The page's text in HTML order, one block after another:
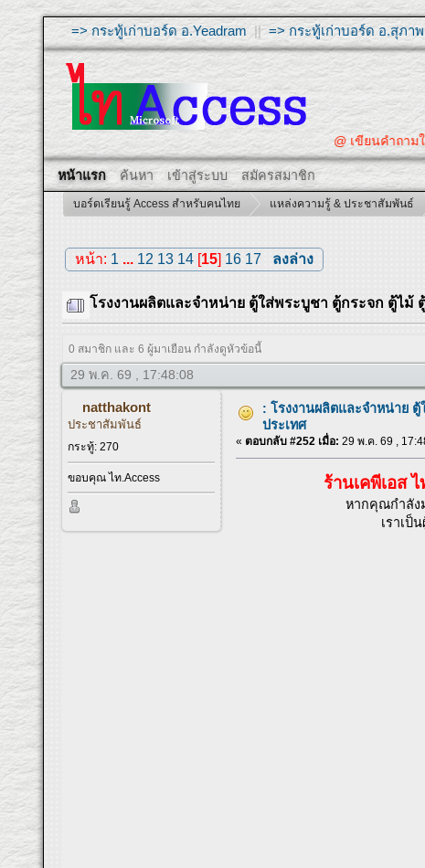
=> กระทู้เก่าบอร์ด อ.Yeadram ||=> กระทู้เก่าบอร์ด อ.สุภา
@ เขียนคำถามให้ผู้ตอ
หน้าแรก ค้นหา เข้าสู่ระบบ สมัครสมาชิก
บอร์ดเรียนรู้ Access สำหรับคนไทย แหล่งความรู้ & ประชาสัมพันธ์
หน้า: 1 ... 12 13 14[15] 16 17 ลงล่าง
โรงงานผลิตและจำหน่าย ตู้ใส่พระบูชา ตู้กระจก ตู้ไม้
0 สมาชิก และ 6 ผู้มาเยือน กำลังดูหัวข้อนี้
29 พ.ค. 69 , 17:48:08
natthakont
ประชาสัมพันธ์
กระทู้: 270
ขอบคุณ ไท.Access
: โรงงานผลิตและจำหน่าย
ประเทศ
« ตอบกลับ #252 เมื่อ: 29 พ.ค. 69 ,
ร้านเคพีเอส
หากคุณกำลัง
เราเป็